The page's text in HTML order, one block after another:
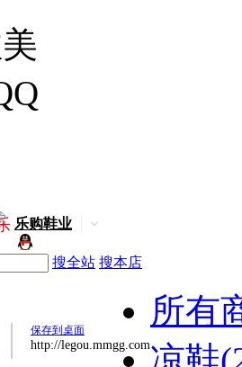
乐购鞋业
搜全站 搜本店
保存到桌面
http://legou.mmgg.com
所有